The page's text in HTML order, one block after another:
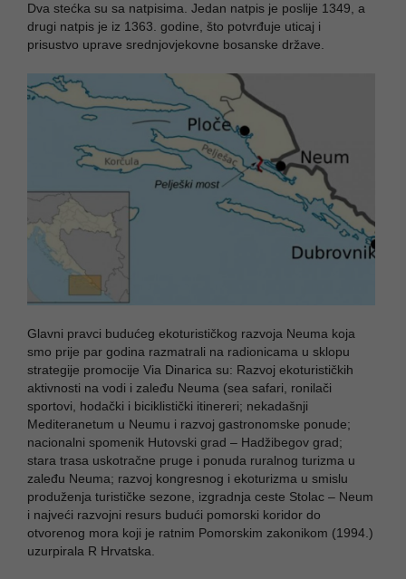
Dva stećka su sa natpisima. Jedan natpis je poslije 1349, a
drugi natpis je iz 1363. godine, što potvrđuje uticaj i
prisustvo uprave srednjovjekovne bosanske države.
Glavni pravci budućeg ekoturističkog razvoja Neuma koja
smo prije par godina razmatrali na radionicama u sklopu
strategije promocije Via Dinarica su: Razvoj ekoturističkih
aktivnosti na vodi i zaleđu Neuma (sea safari, ronilači
sportovi, hodački i biciklistički itinereri; nekadašnji
Mediteranetum u Neumu i razvoj gastronomske ponude;
nacionalni spomenik Hutovski grad – Hadžibegov grad;
stara trasa uskotračne pruge i ponuda ruralnog turizma u
zaleđu Neuma; razvoj kongresnog i ekoturizma u smislu
produženja turističke sezone, izgradnja ceste Stolac – Neum
i najveći razvojni resurs budući pomorski koridor do
otvorenog mora koji je ratnim Pomorskim zakonikom (1994.)
uzurpirala R Hrvatska.